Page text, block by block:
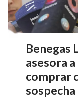
Benegas
asesora
comprar
sospecha